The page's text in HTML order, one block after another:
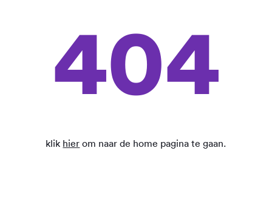
404
klik hier om naar de home pagina te gaan.